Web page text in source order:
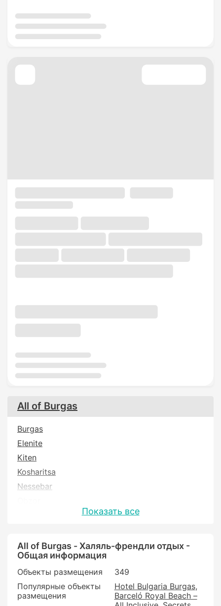
All of Burgas
Burgas
Elenite
Kiten
Kosharitsa
Nessebar
Primorsko
Ravda
Sozopol
Sunny Beach
Sveti Vlas
Показать все
All of Burgas - Халяль-френдли отдых -
Общая информация
Объекты размещения
349
Популярные объекты
размещения
Hotel Bulgaria Burgas
Barceló Royal Beach –